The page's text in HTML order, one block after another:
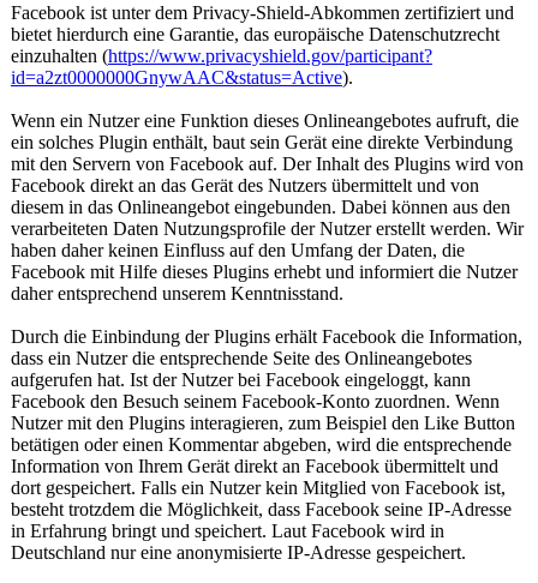
Facebook ist unter dem Privacy-Shield-Abkommen zertifiziert und
bietet hierdurch eine Garantie, das europäische Datenschutzrecht
einzuhalten (https://www.privacyshield.gov/participant?
id=a2zt0000000GnywAAC&status=Active).
Wenn ein Nutzer eine Funktion dieses Onlineangebotes aufruft, die
ein solches Plugin enthält, baut sein Gerät eine direkte Verbindung
mit den Servern von Facebook auf. Der Inhalt des Plugins wird von
Facebook direkt an das Gerät des Nutzers übermittelt und von
diesem in das Onlineangebot eingebunden. Dabei können aus den
verarbeiteten Daten Nutzungsprofile der Nutzer erstellt werden. Wir
haben daher keinen Einfluss auf den Umfang der Daten, die
Facebook mit Hilfe dieses Plugins erhebt und informiert die Nutzer
daher entsprechend unserem Kenntnisstand.
Durch die Einbindung der Plugins erhält Facebook die Information,
dass ein Nutzer die entsprechende Seite des Onlineangebotes
aufgerufen hat. Ist der Nutzer bei Facebook eingeloggt, kann
Facebook den Besuch seinem Facebook-Konto zuordnen. Wenn
Nutzer mit den Plugins interagieren, zum Beispiel den Like Button
betätigen oder einen Kommentar abgeben, wird die entsprechende
Information von Ihrem Gerät direkt an Facebook übermittelt und
dort gespeichert. Falls ein Nutzer kein Mitglied von Facebook ist,
besteht trotzdem die Möglichkeit, dass Facebook seine IP-Adresse
in Erfahrung bringt und speichert. Laut Facebook wird in
Deutschland nur eine anonymisierte IP-Adresse gespeichert.